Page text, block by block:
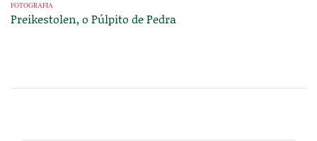
FOTOGRAFIA
Preikestolen, o Púlpito de Pedra